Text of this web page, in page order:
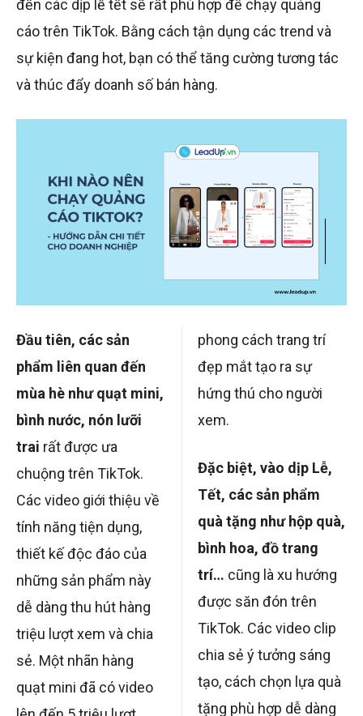
đến các dịp lễ tết sẽ rất phù hợp để chạy quảng
cáo trên TikTok. Bằng cách tận dụng các trend và
sự kiện đang hot, bạn có thể tăng cường tương tác
và thúc đẩy doanh số bán hàng.
Đầu tiên, các sản
phẩm liên quan đến
mùa hè như quạt mini,
bình nước, nón lưỡi
trai rất được ưa
chuộng trên TikTok.
Các video giới thiệu về
tính năng tiện dụng,
thiết kế độc đáo của
những sản phẩm này
dễ dàng thu hút hàng
triệu lượt xem và chia
sẻ. Một nhãn hàng
quạt mini đã có video
phong cách trang trí
đẹp mắt tạo ra sự
hứng thú cho người
xem.
Đặc biệt, vào dịp Lễ,
Tết, các sản phẩm
quà tặng như hộp quà,
bình hoa, đồ trang
trí… cũng là xu hướng
được săn đón trên
TikTok. Các video clip
chia sẻ ý tưởng sáng
tạo, cách chọn lựa quà
tặng phù hợp dễ dàng